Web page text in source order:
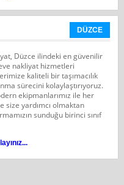
DÜZCE
Düzce ilindeki en güvenilir
nakliyat hizmetleri
kaliteli bir taşımacılık
sürecini kolaylaştırıyoruz.
ekipmanlarımız ile her
yardımcı olmaktan
sunduğu birinci sınıf